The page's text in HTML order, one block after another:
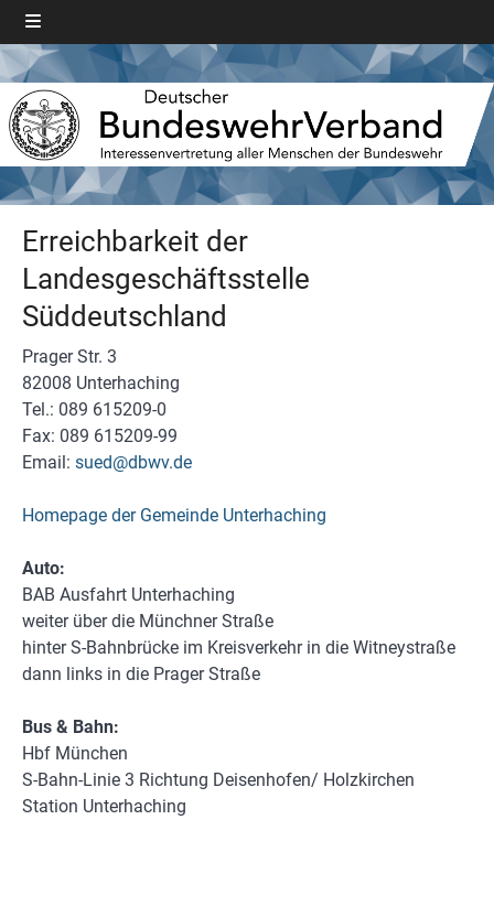
Erreichbarkeit der
Landesgeschäftsstelle
Süddeutschland
Prager Str. 3
82008 Unterhaching
Tel.: 089 615209-0
Fax: 089 615209-99
Email: sued@dbwv.de
Homepage der Gemeinde Unterhaching
Auto:
BAB Ausfahrt Unterhaching
weiter über die Münchner Straße
hinter S-Bahnbrücke im Kreisverkehr in die Witneystraße
dann links in die Prager Straße
Bus & Bahn:
Hbf München
S-Bahn-Linie 3 Richtung Deisenhofen/ Holzkirchen
Station Unterhaching